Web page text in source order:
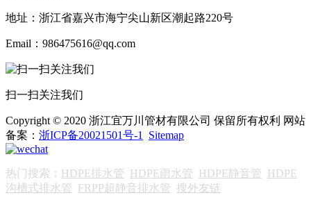
地址：浙江省嘉兴市海宁尖山新区潮起路220号
Email：986475616@qq.com
扫一扫关注我们
Copyright © 2020 浙江宜万川管材有限公司 保留所有权利 网站
备案： 浙ICP备20021501号-1 Sitemap
热门搜索： HDPE排水管 HDPE雨水管 HDPE静音管 HDPE
沟槽式排水管 FRPP超静音排水管 搜外友链